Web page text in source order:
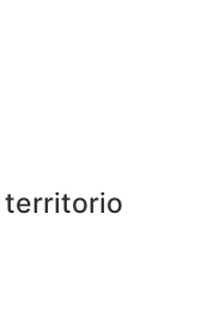
territorio